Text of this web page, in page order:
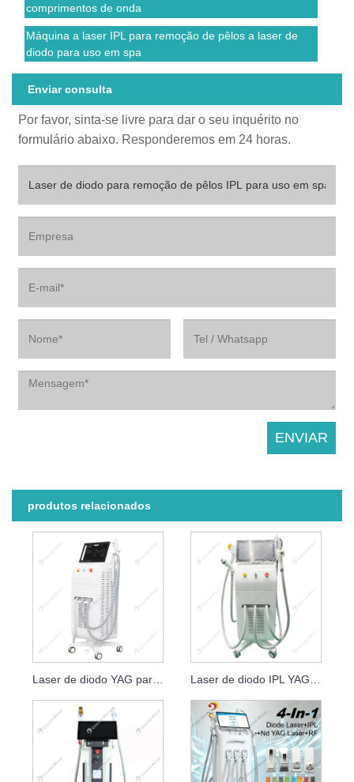
comprimentos de onda
Máquina a laser IPL para remoção de pêlos a laser de
diodo para uso em spa
Enviar consulta
Por favor, sinta-se livre para dar o seu inquérito no
formulário abaixo. Responderemos em 24 horas.
produtos relacionados
Laser de diodo YAG para remoção de pêlos a laser para remoção de tatuagens